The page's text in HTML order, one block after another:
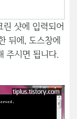
샷에 입력되어
뒤에, 도스창에
주시면 됩니다.